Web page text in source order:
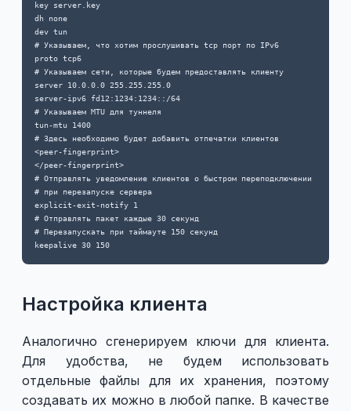
key server.key
dh none
dev tun
# Указываем, что хотим прослушивать tcp порт по IPv6
proto tcp6
# Указываем сети, которые будем предоставлять клиенту
server 10.0.0.0 255.255.255.0
server-ipv6 fd12:1234:1234::/64
# Указываем MTU для туннеля
tun-mtu 1400
# Здесь необходимо будет добавить отпечатки клиентов
<peer-fingerprint>
</peer-fingerprint>
# Отправлять уведомление клиентов о быстром переподключении
# при перезапуске сервера
explicit-exit-notify 1
# Отправлять пакет каждые 30 секунд
# Перезапускать при таймауте 150 секунд
Настройка клиента
Аналогично сгенерируем ключи для клиента.
Для удобства, не будем использовать
отдельные файлы для их хранения, поэтому
создавать их можно в любой папке. В качестве